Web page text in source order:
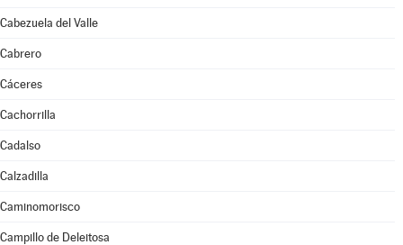
Cabezuela del Valle
Cabrero
Cáceres
Cachorrilla
Cadalso
Calzadilla
Caminomorisco
Campillo de Deleitosa